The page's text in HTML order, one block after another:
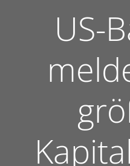
US-